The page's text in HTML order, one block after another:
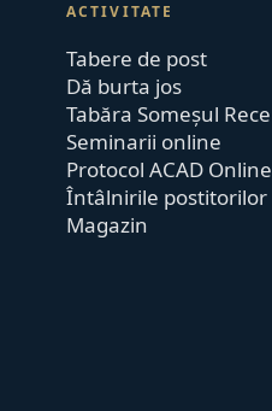
ACTIVITATE
Tabere de post
Dă burta jos
Tabăra Someșul Rece
Seminarii online
Protocol ACAD Online
Întâlnirile postitorilor
Magazin